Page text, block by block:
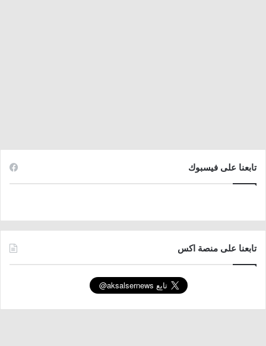
تابعنا على فيسبوك
تابعنا على منصة اكس